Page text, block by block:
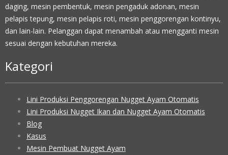
daging, mesin pembentuk, mesin pengaduk adonan, mesin
pelapis tepung, mesin pelapis roti, mesin penggorengan kontinyu,
dan lain-lain. Pelanggan dapat menambah atau mengganti mesin
sesuai dengan kebutuhan mereka.
Kategori
Lini Produksi Penggorengan Nugget Ayam Otomatis
Lini Produksi Nugget Ikan dan Nugget Ayam Otomatis
Blog
Kasus
Mesin Pembuat Nugget Ayam